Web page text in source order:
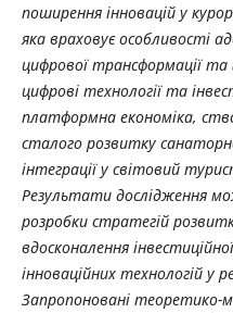
поширення інновацій у
яка враховує особливості
цифрової трансформації та
цифрові технології та
платформна економіка,
сталого розвитку
інтеграції у світовий
Результати дослідження
розробки стратегій
вдосконалення
інноваційних технологій у
Запропоновані теоретико-